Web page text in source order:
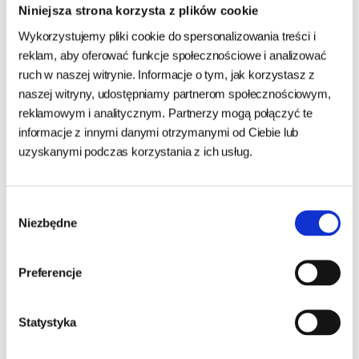
Niniejsza strona korzysta z plików cookie
Wykorzystujemy pliki cookie do spersonalizowania treści i
reklam, aby oferować funkcje społecznościowe i analizować
ruch w naszej witrynie. Informacje o tym, jak korzystasz z
naszej witryny, udostępniamy partnerom społecznościowym,
reklamowym i analitycznym. Partnerzy mogą połączyć te
informacje z innymi danymi otrzymanymi od Ciebie lub
uzyskanymi podczas korzystania z ich usług.
zgody
Niezbędne
Preferencje
Statystyka
✅ Dla kotów z przewlekłą niewydolnością trzustki
✅ Dla kotów wymagających diety o obniżonej zawartości
tłuszczu
✅ Dla kotów potrzebujących wsparcia mikroflory jelitowej
Jak dawkować?
Zalecana dzienna porcja (może się różnić w zależności od
1–2 kg
5–6 kg
Karmę należy podawać po konsultacji z lekarzem weterynarii.